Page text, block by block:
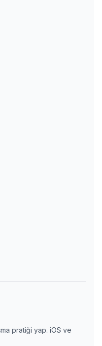
pratiği yap. iOS ve